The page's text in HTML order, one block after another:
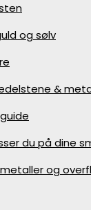
og sølv
&
du på dine
og